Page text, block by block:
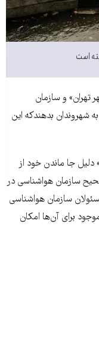
است
تهران» و سازمان
شهروندان بدهندکه این
دلیل جا ماندن خود از
پیش‌بینی صحیح سازمان هواشناسی در
سازمان هواشناسی
برای آن‌ها امکان